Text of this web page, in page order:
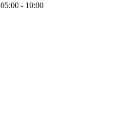
05:00 - 10:00